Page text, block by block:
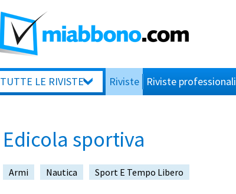
TUTTE LE RIVISTE Riviste Riviste professionali
Edicola sportiva
Armi Nautica Sport E Tempo Libero